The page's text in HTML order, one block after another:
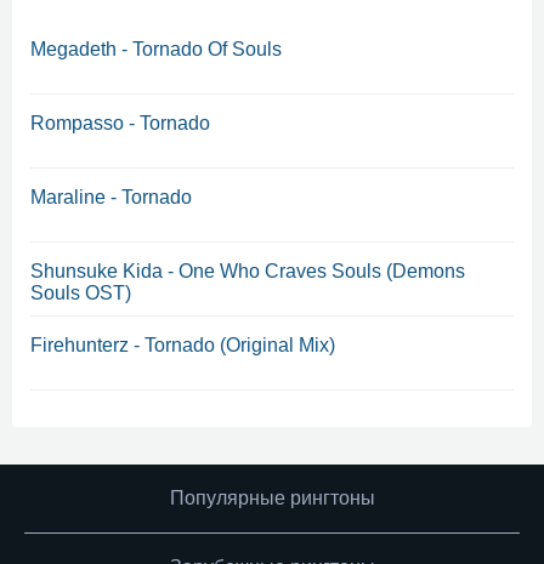
Megadeth - Tornado Of Souls
Rompasso - Tornado
Maraline - Tornado
Shunsuke Kida - One Who Craves Souls (Demons
Souls OST)
Firehunterz - Tornado (Original Mix)
Популярные рингтоны